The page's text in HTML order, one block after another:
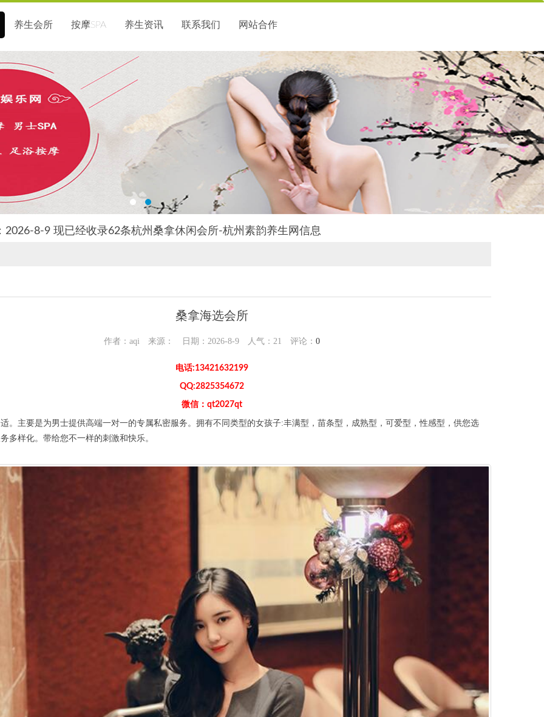
养生会所 按摩SPA 养生资讯 联系我们 网站合作
2026-8-9 现已经收录62条杭州桑拿休闲会所-杭州素韵养生网信息
桑拿海选会所
作者：aqi 来源： 日期：2026-8-9 人气： 21 评论： 0
电话:13421632199
QQ:2825354672
微信：qt2027qt
要是为男士提供高端一对一的专属私密服务。拥有不同类型的女孩子:丰满型，苗条型，成熟型，可爱型，性感型，供您选
多样化。带给您不一样的刺激和快乐。